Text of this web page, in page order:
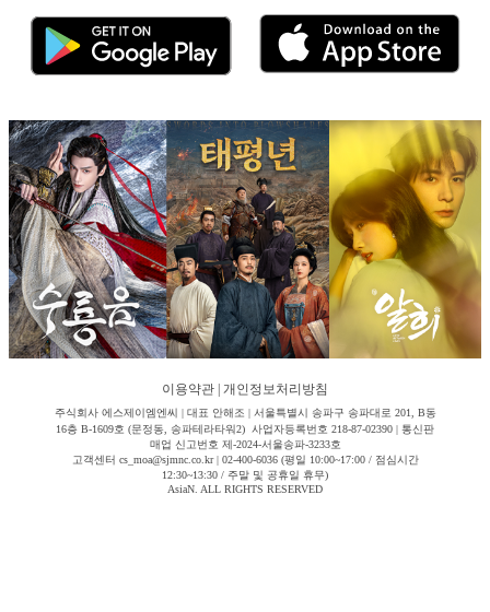
이용약관 개인정보처리방침
주식회사 에스제이엠엔씨 | 대표 안해조 | 서울특별시 송파구 송파대로 201, B동
16층 B-1609호 (문정동, 송파테라타워2) 사업자등록번호 218-87-02390 | 통신판
매업 신고번호 제-2024-서울송파-3233호
고객센터 cs_moa@sjmnc.co.kr | 02-400-6036 (평일 10:00~17:00 / 점심시간
12:30~13:30 / 주말 및 공휴일 휴무)
AsiaN. ALL RIGHTS RESERVED